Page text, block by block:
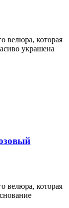
велюра, которая
украшена
велюра, которая